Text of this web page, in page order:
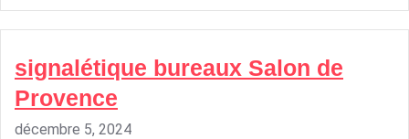
signalétique bureaux Salon de
Provence
décembre 5, 2024